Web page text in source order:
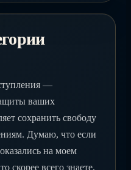
—
ваших
сохранить свободу
​Думаю, что если
на моем
скорее всего знаете,